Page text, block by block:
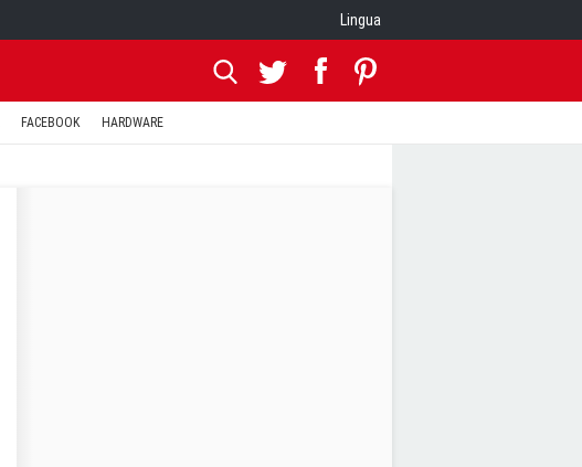
Lingua
FACEBOOK HARDWARE